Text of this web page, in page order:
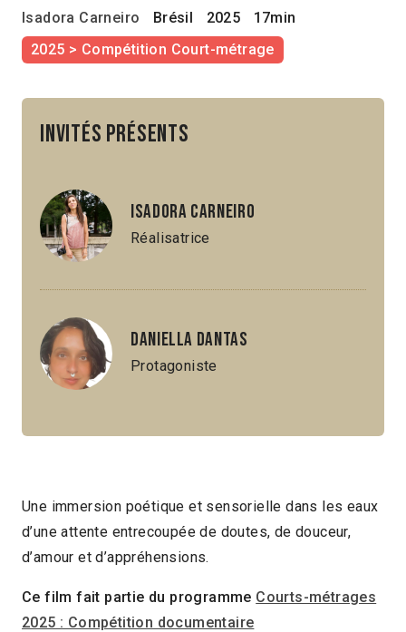
Isadora Carneiro Brésil 2025
17min
2025 > Compétition Court-métrage
Une immersion poétique et sensorielle dans les eaux
d’une attente entrecoupée de doutes, de douceur,
d’amour et d’appréhensions.
Ce film fait partie du programme Courts-métrages
2025 : Compétition documentaire
Invités présents
Isadora Carneiro
Réalisatrice
Daniella Dantas
Protagoniste